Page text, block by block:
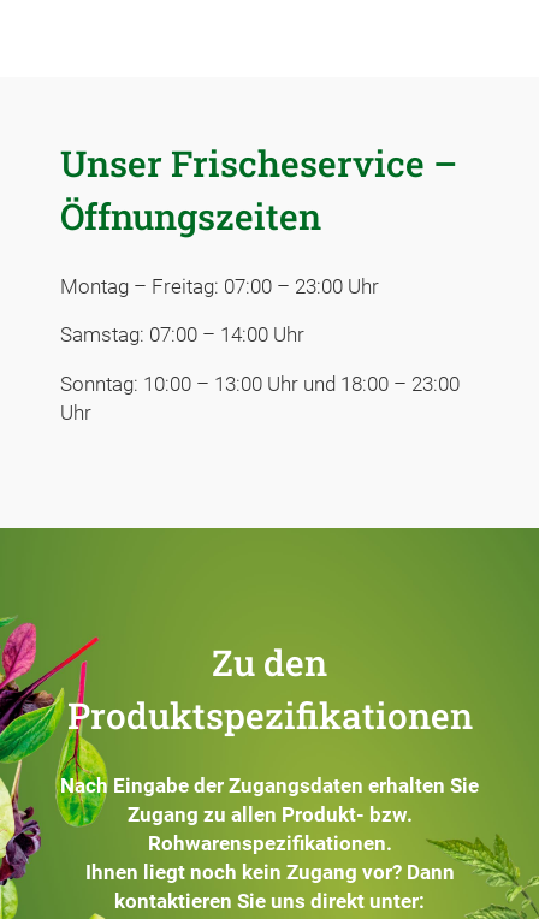
Unser Frischeservice –
Öffnungszeiten
Montag – Freitag: 07:00 – 23:00 Uhr
Samstag: 07:00 – 14:00 Uhr
Sonntag: 10:00 – 13:00 Uhr und 18:00 – 23:00
Uhr
Zu den
Produktspezifikationen
Nach Eingabe der Zugangsdaten erhalten Sie
Zugang zu allen Produkt- bzw.
Rohwarenspezifikationen.
Ihnen liegt noch kein Zugang vor? Dann
kontaktieren Sie uns direkt unter: